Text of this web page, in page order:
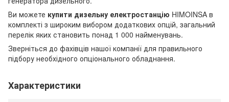
Ви можете купити дизельну електростанцію HIMOINSA в
комплекті з широким вибором додаткових опцій, загальний
перелік яких становить понад 1 000 найменувань.
Зверніться до фахівців нашої компанії для правильного
підбору необхідного опціонального обладнання.
Характеристики